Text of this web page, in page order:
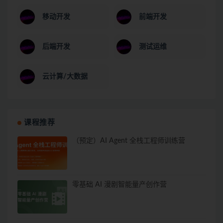
移动开发 前端开发
后端开发 测试运维
云计算/大数据
课程推荐
（预定）AI Agent 全栈工程师训练营
零基础 AI 漫剧智能量产创作营